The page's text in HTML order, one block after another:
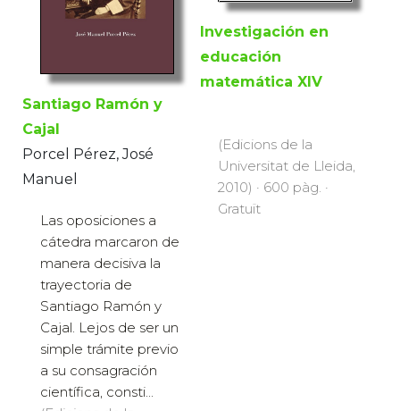
Santiago Ramón y
Cajal
Porcel Pérez, José
Manuel
Las oposiciones a
cátedra marcaron de
manera decisiva la
trayectoria de
Santiago Ramón y
Cajal. Lejos de ser un
simple trámite previo
a su consagración
científica, consti...
Investigación en
educación
matemática XIV
(Edicions de la
Universitat de Lleida,
2010) · 600 pàg. ·
Gratuït